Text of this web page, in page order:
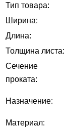
Тип товара:
Ширина:
Длина:
Толщина листа:
Сечение
проката:
Назначение:
Материал: